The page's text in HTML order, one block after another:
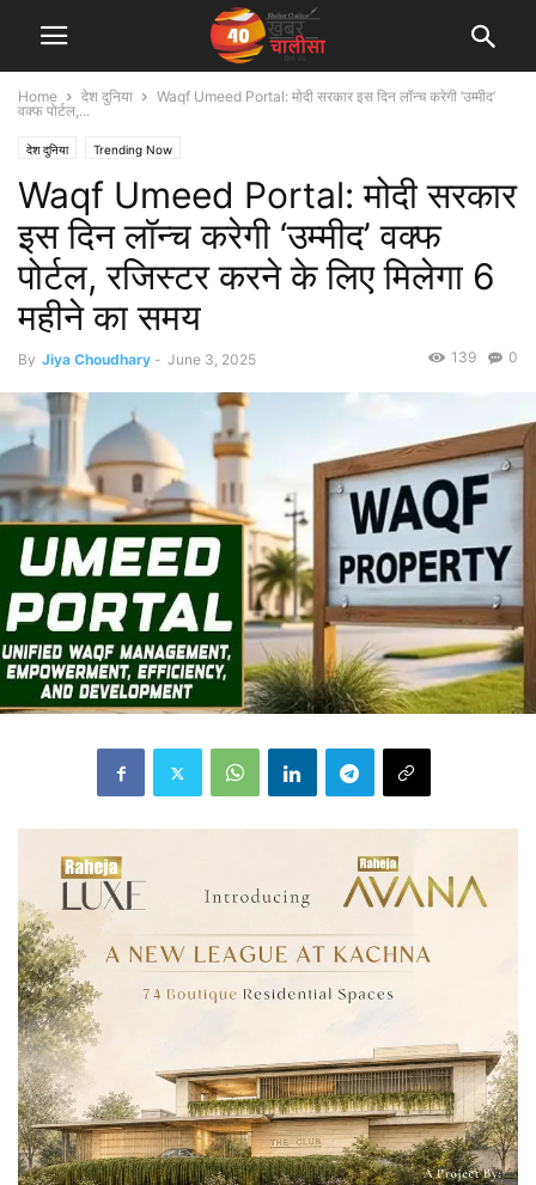
Home देश दुनिया
Waqf Umeed Portal: मोदी सरकार इस दिन लॉन्च करेगी ‘उम्मीद’
वक्फ पोर्टल,...
देश दुनिया Trending Now
Waqf Umeed Portal: मोदी सरकार
इस दिन लॉन्च करेगी ‘उम्मीद’ वक्फ
पोर्टल, रजिस्टर करने के लिए मिलेगा 6
महीने का समय
By Jiya Choudhary - June 3, 2025 0
139